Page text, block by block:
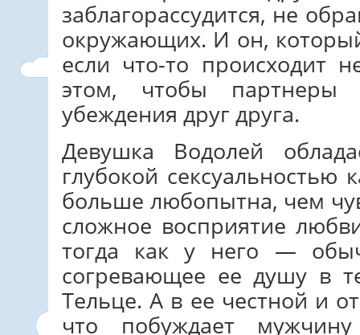
заблагорассудится, не
окружающих. И он,
если что-то происходит
этом, чтобы партнеры
убеждения друг друга.
Девушка Водолей
глубокой
больше любопытна, чем
сложное восприятие
тогда как у него —
согревающее ее душу в
Тельце. А в ее честной и
что побуждает